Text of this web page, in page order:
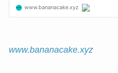
www.bananacake.xyz